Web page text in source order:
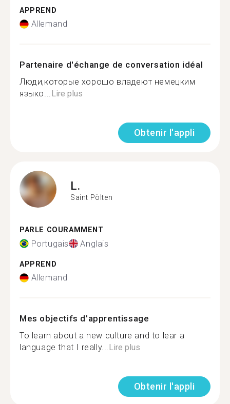
APPREND
Allemand
Partenaire d'échange de conversation idéal
Люди,которые хорошо владеют немецким
языко...Lire plus
Obtenir l'appli
L.
Saint Pölten
PARLE COURAMMENT
Portugais Anglais
APPREND
Allemand
Mes objectifs d'apprentissage
To learn about a new culture and to lear a
language that I really...Lire plus
Obtenir l'appli